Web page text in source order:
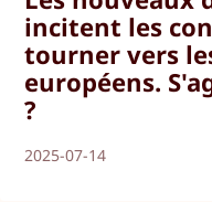
incitent les
tourner vers
européens.
?
2025-07-14